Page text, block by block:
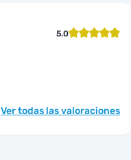
5.0
Ver todas las valoraciones